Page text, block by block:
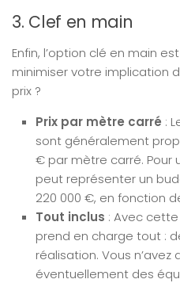
3. Clef en main
Enfin, l’option clé en main
minimiser votre implication
prix ?
Prix par mètre carré :
sont généralement
€ par mètre carré. Pour
peut représenter un
220 000 €, en fonction
Tout inclus : Avec
prend en charge tout :
réalisation. Vous n’avez
éventuellement des